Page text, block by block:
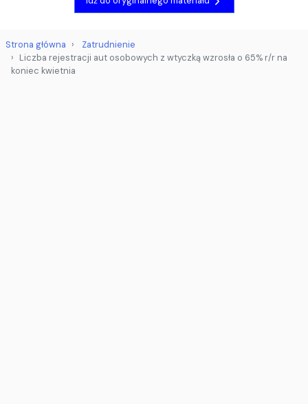
Strona główna
Zatrudnienie
Liczba rejestracji aut osobowych z wtyczką wzrosła o 65% r/r na
koniec kwietnia